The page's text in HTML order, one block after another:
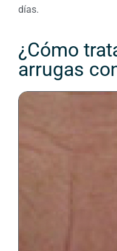
días.
¿Cómo
arrugas